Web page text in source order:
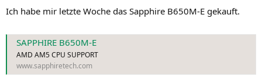
Ich habe mir letzte Woche das Sapphire B650M-E gekauft.
SAPPHIRE B650M-E
AMD AM5 CPU SUPPORT
www.sapphiretech.com